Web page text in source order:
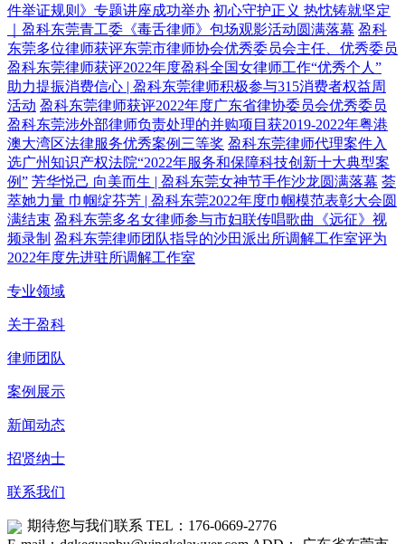
件举证规则》专题讲座成功举办 初心守护正义 热忱铸就坚定
｜盈科东莞青工委《毒舌律师》包场观影活动圆满落幕 盈科
东莞多位律师获评东莞市律师协会优秀委员会主任、优秀委员
盈科东莞律师获评2022年度盈科全国女律师工作“优秀个人”
助力提振消费信心 | 盈科东莞律师积极参与315消费者权益周
活动 盈科东莞律师获评2022年度广东省律协委员会优秀委员
盈科东莞涉外部律师负责处理的并购项目获2019-2022年粤港
澳大湾区法律服务优秀案例三等奖 盈科东莞律师代理案件入
选广州知识产权法院“2022年服务和保障科技创新十大典型案
例” 芳华悦己 向美而生 | 盈科东莞女神节手作沙龙圆满落幕 荟
萃她力量 巾帼绽芬芳 | 盈科东莞2022年度巾帼模范表彰大会圆
满结束 盈科东莞多名女律师参与市妇联传唱歌曲《远征》视
频录制 盈科东莞律师团队指导的沙田派出所调解工作室评为
2022年度先进驻所调解工作室
专业领域
关于盈科
律师团队
案例展示
新闻动态
招贤纳士
联系我们
期待您与我们联系 TEL：176-0669-2776